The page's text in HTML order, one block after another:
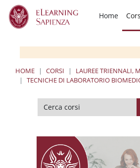
Vai al contenuto principale
Home
HOME CORSI LAUREE TRIENNALI,
TECNICHE DI LABORATORIO
Cerca corsi